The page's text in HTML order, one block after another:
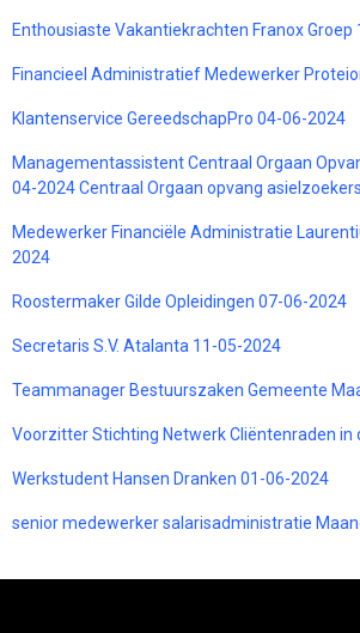
Enthousiaste Vakantiekrachten Franox Groep
Financieel Administratief Medewerker
Klantenservice GereedschapPro 04-06-2024
Managementassistent Centraal Orgaan
04-2024 Centraal Orgaan opvang
Medewerker Financiële Administratie
2024
Roostermaker Gilde Opleidingen 07-06-2024
Secretaris S.V. Atalanta 11-05-2024
Teammanager Bestuurszaken Gemeente
Voorzitter Stichting Netwerk Cliëntenraden in
Werkstudent Hansen Dranken 01-06-2024
senior medewerker salarisadministratie